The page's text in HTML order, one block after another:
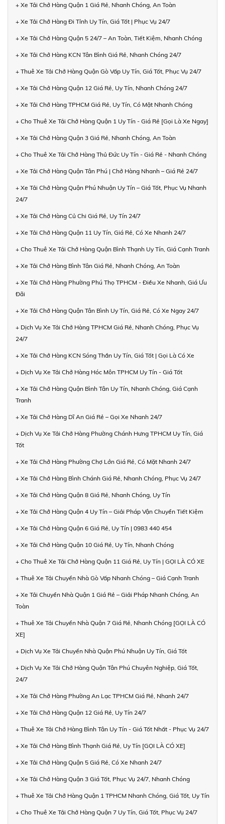
+ Xe Tải Chở Hàng Quận 1 Giá Rẻ, Nhanh Chóng, An Toàn
+ Xe Tải Chở Hàng Đi Tỉnh Uy Tín, Giá Tốt | Phục Vụ 24/7
+ Xe Tải Chở Hàng Quận 5 24/7 – An Toàn, Tiết Kiệm, Nhanh Chóng
+ Xe Tải Chở Hàng KCN Tân Bình Giá Rẻ, Nhanh Chóng 24/7
+ Thuê Xe Tải Chở Hàng Quận Gò Vấp Uy Tín, Giá Tốt, Phục Vụ 24/7
+ Xe Tải Chở Hàng Quận 12 Giá Rẻ, Uy Tín, Nhanh Chóng 24/7
+ Xe Tải Chở Hàng TPHCM Giá Rẻ, Uy Tín, Có Mặt Nhanh Chóng
+ Cho Thuê Xe Tải Chở Hàng Quận 1 Uy Tín - Giá Rẻ [Gọi Là Xe Ngay]
+ Xe Tải Chở Hàng Quận 3 Giá Rẻ, Nhanh Chóng, An Toàn
+ Cho Thuê Xe Tải Chở Hàng Thủ Đức Uy Tín - Giá Rẻ - Nhanh Chóng
+ Xe Tải Chở Hàng Quận Tân Phú | Chở Hàng Nhanh – Giá Rẻ 24/7
+ Xe Tải Chở Hàng Quận Phú Nhuận Uy Tín – Giá Tốt, Phục Vụ Nhanh
24/7
+ Xe Tải Chở Hàng Củ Chi Giá Rẻ, Uy Tín 24/7
+ Xe Tải Chở Hàng Quận 11 Uy Tín, Giá Rẻ, Có Xe Nhanh 24/7
+ Cho Thuê Xe Tải Chở Hàng Quận Bình Thạnh Uy Tín, Giá Cạnh Tranh
+ Xe Tải Chở Hàng Bình Tân Giá Rẻ, Nhanh Chóng, An Toàn
+ Xe Tải Chở Hàng Phường Phú Thọ TPHCM - Điều Xe Nhanh, Giá Ưu
Đãi
+ Xe Tải Chở Hàng Quận Tân Bình Uy Tín, Giá Rẻ, Có Xe Ngay 24/7
+ Dịch Vụ Xe Tải Chở Hàng TPHCM Giá Rẻ, Nhanh Chóng, Phục Vụ
24/7
+ Xe Tải Chở Hàng KCN Sóng Thần Uy Tín, Giá Tốt | Gọi Là Có Xe
+ Dịch Vụ Xe Tải Chở Hàng Hóc Môn TPHCM Uy Tín - Giá Tốt
+ Xe Tải Chở Hàng Quận Bình Tân Uy Tín, Nhanh Chóng, Giá Cạnh
Tranh
+ Xe Tải Chở Hàng Dĩ An Giá Rẻ – Gọi Xe Nhanh 24/7
+ Dịch Vụ Xe Tải Chở Hàng Phường Chánh Hưng TPHCM Uy Tín, Giá
Tốt
+ Xe Tải Chở Hàng Phường Chợ Lớn Giá Rẻ, Có Mặt Nhanh 24/7
+ Xe Tải Chở Hàng Bình Chánh Giá Rẻ, Nhanh Chóng, Phục Vụ 24/7
+ Xe Tải Chở Hàng Quận 8 Giá Rẻ, Nhanh Chóng, Uy Tín
+ Xe Tải Chở Hàng Quận 4 Uy Tín – Giải Pháp Vận Chuyển Tiết Kiệm
+ Xe Tải Chở Hàng Quận 6 Giá Rẻ, Uy Tín | 0983 440 454
+ Xe Tải Chở Hàng Quận 10 Giá Rẻ, Uy Tín, Nhanh Chóng
+ Cho Thuê Xe Tải Chở Hàng Quận 11 Giá Rẻ, Uy Tín | GỌI LÀ CÓ XE
+ Thuê Xe Tải Chuyển Nhà Gò Vấp Nhanh Chóng – Giá Cạnh Tranh
+ Xe Tải Chuyển Nhà Quận 1 Giá Rẻ – Giải Pháp Nhanh Chóng, An
Toàn
+ Thuê Xe Tải Chuyển Nhà Quận 7 Giá Rẻ, Nhanh Chóng [GỌI LÀ CÓ
XE]
+ Dịch Vụ Xe Tải Chuyển Nhà Quận Phú Nhuận Uy Tín, Giá Tốt
+ Dịch Vụ Xe Tải Chở Hàng Quận Tân Phú Chuyên Nghiệp, Giá Tốt,
24/7
+ Xe Tải Chở Hàng Phường An Lạc TPHCM Giá Rẻ, Nhanh 24/7
+ Xe Tải Chở Hàng Quận 12 Giá Rẻ, Uy Tín 24/7
+ Thuê Xe Tải Chở Hàng Bình Tân Uy Tín - Giá Tốt Nhất - Phục Vụ 24/7
+ Xe Tải Chở Hàng Bình Thạnh Giá Rẻ, Uy Tín [GỌI LÀ CÓ XE]
+ Xe Tải Chở Hàng Quận 5 Giá Rẻ, Có Xe Nhanh 24/7
+ Xe Tải Chở Hàng Quận 3 Giá Tốt, Phục Vụ 24/7, Nhanh Chóng
+ Thuê Xe Tải Chở Hàng Quận 1 TPHCM Nhanh Chóng, Giá Tốt, Uy Tín
+ Cho Thuê Xe Tải Chở Hàng Quận 7 Uy Tín, Giá Tốt, Phục Vụ 24/7